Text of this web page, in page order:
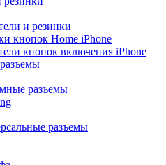
и резинки
кнопок Home iPhone
кнопок включения iPhone
разъемы
разъемы